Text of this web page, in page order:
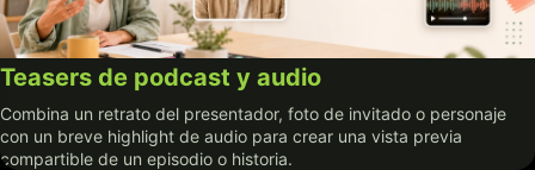
Teasers de podcast y audio
Combina un retrato del presentador, foto de invitado o personaje
con un breve highlight de audio para crear una vista previa
compartible de un episodio o historia.